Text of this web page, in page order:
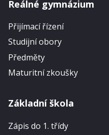
Reálné gymnázium
Přijímací řízení
Studijní obory
Předměty
Maturitní zkoušky
Základní škola
Zápis do 1. třídy